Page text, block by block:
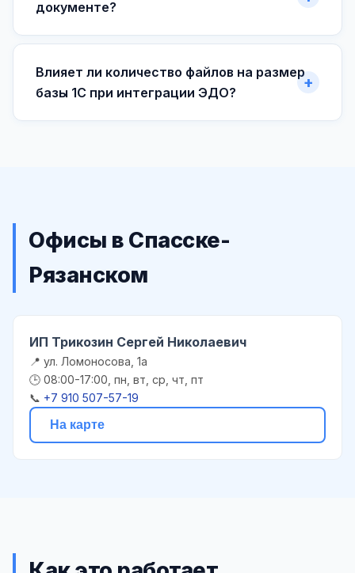
документе?
Влияет ли количество файлов на размер
базы 1С при интеграции ЭДО?
Офисы в Спасске-
Рязанском
ИП Трикозин Сергей Николаевич
📍 ул. Ломоносова, 1а
🕒 08:00-17:00, пн, вт, ср, чт, пт
📞 +7 910 507-57-19
На карте